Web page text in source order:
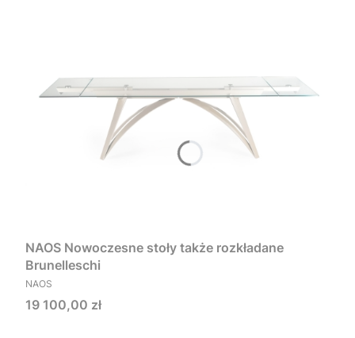
NAOS Nowoczesne stoły także rozkładane
Brunelleschi
PRODUCENT
NAOS
Cena
19 100,00 zł